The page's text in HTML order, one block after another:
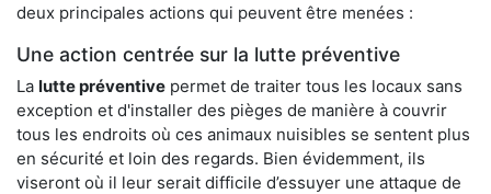
deux principales actions qui peuvent être menées :
Une action centrée sur la lutte préventive
La lutte préventive permet de traiter tous les locaux sans
exception et d'installer des pièges de manière à couvrir
tous les endroits où ces animaux nuisibles se sentent plus
en sécurité et loin des regards. Bien évidemment, ils
viseront où il leur serait difficile d’essuyer une attaque de